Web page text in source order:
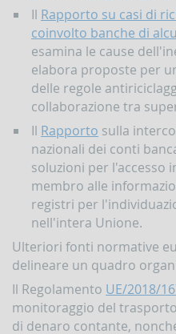
Il Rapporto su casi di
coinvolto banche di
esamina le cause
elabora proposte per
delle regole
collaborazione tra
Il Rapporto sulla
nazionali dei conti
soluzioni per l'accesso
membro alle
registri per
nell'intera Unione.
Ulteriori fonti normative
delineare un quadro
Il Regolamento UE/2018/
monitoraggio del
di denaro contante,